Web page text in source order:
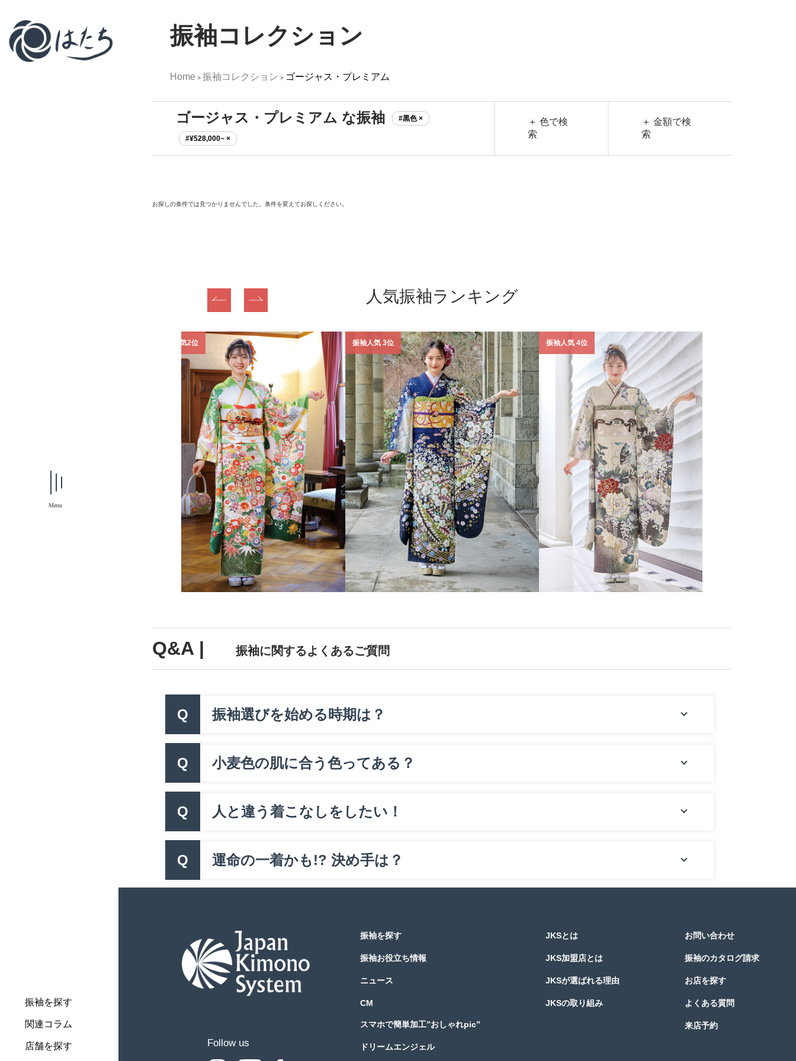
振袖を探す
関連コラム
店舗を探す
Menu
振袖コレクション
Home >振袖コレクション > ゴージャス・プレミアム
ゴージャス・プレミアム な振袖 #黒色 ×
#¥528,000~ ×
＋ 色で検
索
＋ 金額で検
索
お探しの条件では見つかりませんでした。条件を変えてお探しください。
人気振袖ランキング
振袖人気2位 振袖人気 3位 振袖人気 4位
Q&A | 振袖に関するよくあるご質問
Q 振袖選びを始める時期は？
Q 小麦色の肌に合う色ってある？
Q 人と違う着こなしをしたい！
Q 運命の一着かも!? 決め手は？
Follow us
振袖を探す
振袖お役立ち情報
ニュース
CM
スマホで簡単加工”おしゃれpic”
ドリームエンジェル
JKSとは
JKS加盟店とは
JKSが選ばれる理由
JKSの取り組み
お問い合わせ
振袖のカタログ請求
お店を探す
よくある質問
来店予約